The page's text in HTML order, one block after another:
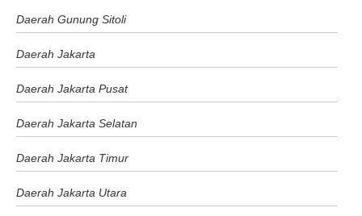
Daerah Gunung Sitoli
Daerah Jakarta
Daerah Jakarta Pusat
Daerah Jakarta Selatan
Daerah Jakarta Timur
Daerah Jakarta Utara